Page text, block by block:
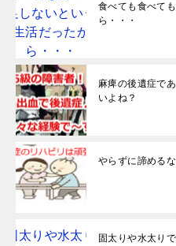
食べても食べて
ら・・・
麻痺の後遺症で
いよね？
やらずに諦める
固太りや水太り